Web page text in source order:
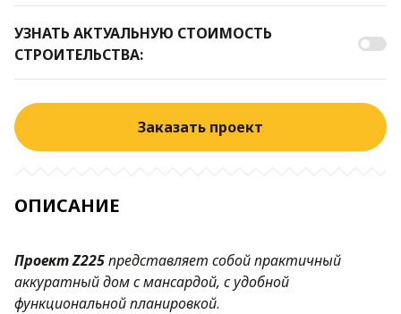
УЗНАТЬ АКТУАЛЬНУЮ СТОИМОСТЬ
СТРОИТЕЛЬСТВА:
Заказать проект
ОПИСАНИЕ
ПроектZ225представляет собой практичный
аккуратный дом с мансардой, с удобной
функциональной планировкой.